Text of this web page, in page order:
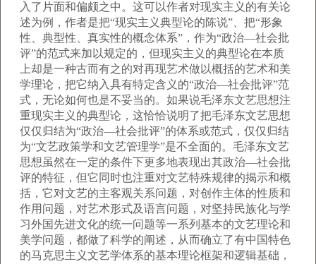
入了片面和偏颇之中。这可以作者对现实主义的有关论
述为例，作者是把“现实主义典型论的陈说”、把“形象
性、典型性、真实性的概念体系”，作为“政治—社会批
评”的范式来加以规定的，但现实主义的典型论在本质
上却是一种古而有之的对再现艺术做以概括的艺术和美
学理论，把它纳入具有特定含义的“政治—社会批评”范
式，无论如何也是不妥当的。如果说毛泽东文艺思想注
重现实主义的典型论，这恰恰说明了把毛泽东文艺思想
仅仅归结为“政治—社会批评”的体系或范式，仅仅归结
为“文艺政策学和文艺管理学”是不全面的。毛泽东文艺
思想虽然在一定的条件下更多地表现出其政治—社会批
评的特征，但它同时也注重对文艺特殊规律的揭示和概
括，它对文艺的主客观关系问题，对创作主体的性质和
作用问题，对艺术形式及语言问题，对坚持民族化与学
习外国先进文化的统一问题等一系列基本的文艺理论和
美学问题，都做了科学的阐述，从而确立了有中国特色
的马克思主义文艺学体系的基本理论框架和逻辑基础，